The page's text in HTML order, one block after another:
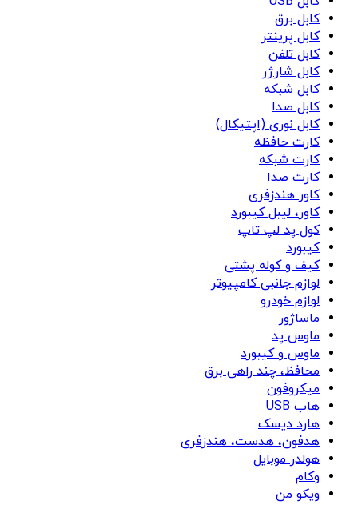
کابل برق
کابل پرینتر
کابل تلفن
کابل شارژر
کابل شبکه
کابل صدا
کابل نوری (اپتیکال)
کارت حافظه
کارت شبکه
کارت صدا
کاور هندزفری
کاور، لیبل کیبورد
کول پد لپ تاپ
کیبورد
کیف و کوله پشتی
لوازم جانبی کامپیوتر
لوازم خودرو
ماساژور
ماوس پد
ماوس و کیبورد
محافظ، چند راهی برق
میکروفون
هاب USB
هارد دیسک
هدفون، هدست، هندزفری
هولدر موبایل
وکام
ویکو من